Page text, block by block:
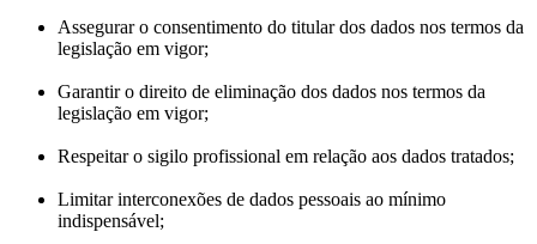
Assegurar o consentimento do titular dos dados nos termos da
legislação em vigor;
Garantir o direito de eliminação dos dados nos termos da
legislação em vigor;
Respeitar o sigilo profissional em relação aos dados tratados;
Limitar interconexões de dados pessoais ao mínimo
indispensável;